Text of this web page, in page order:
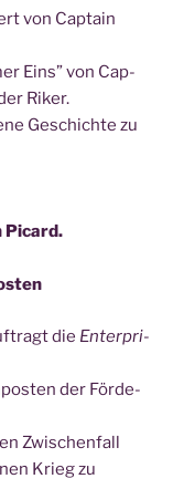
von Cap­tain
Eins” von Cap­
Riker.
Geschich­te zu
Picard.
die Enter­pri­
der För­de­
Zwi­schen­fall
Krieg zu